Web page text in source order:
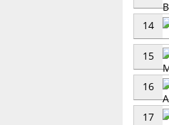
14
15
16
17